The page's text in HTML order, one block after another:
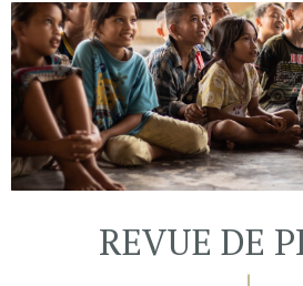
REVUE DE